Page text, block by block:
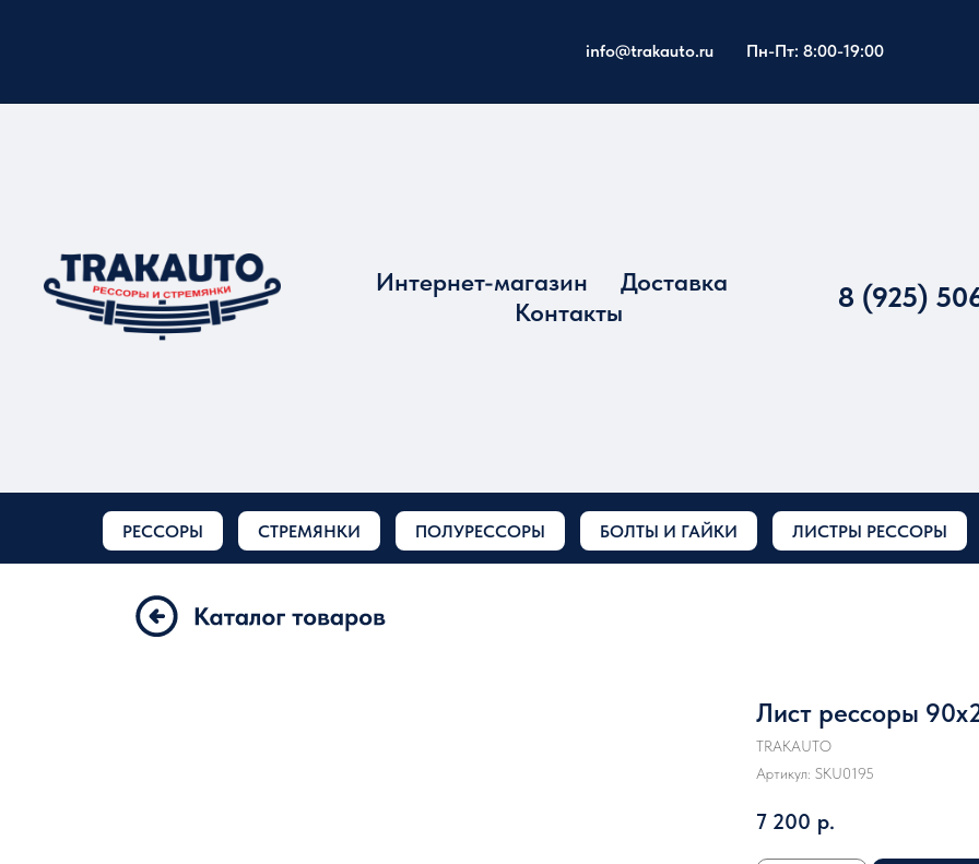
info@trakauto.ru Пн-Пт: 8:00-19:00
Интернет-магазин
Доставка
Контакты
8 (925)
РЕССОРЫ СТРЕМЯНКИ ПОЛУРЕССОРЫ БОЛТЫ И ГАЙКИ ЛИСТРЫ РЕССОРЫ
Лист рессоры
TRAKAUTO
Артикул: SKU0195
7 200 р.